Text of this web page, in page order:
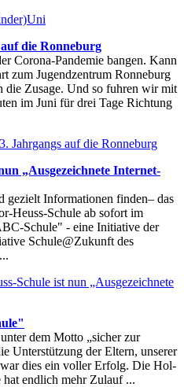
die Ronneburg
Corona-Pandemie bangen. Kann
zum Jugendzentrum Ronneburg
die Zusage. Und so fuhren wir mit
im Juni für drei Tage Richtung
Jahrgangs auf die Ronneburg
„Ausgezeichnete Internet-
gezielt Informationen finden– das
Heuss-Schule ab sofort im
Schule" - eine Initiative der
Schule@Zukunft des
Schule ist nun „Ausgezeichnete
dem Motto „sicher zur
Unterstützung der Eltern, unserer
dies ein voller Erfolg. Die Hol-
endlich mehr Zulauf ...